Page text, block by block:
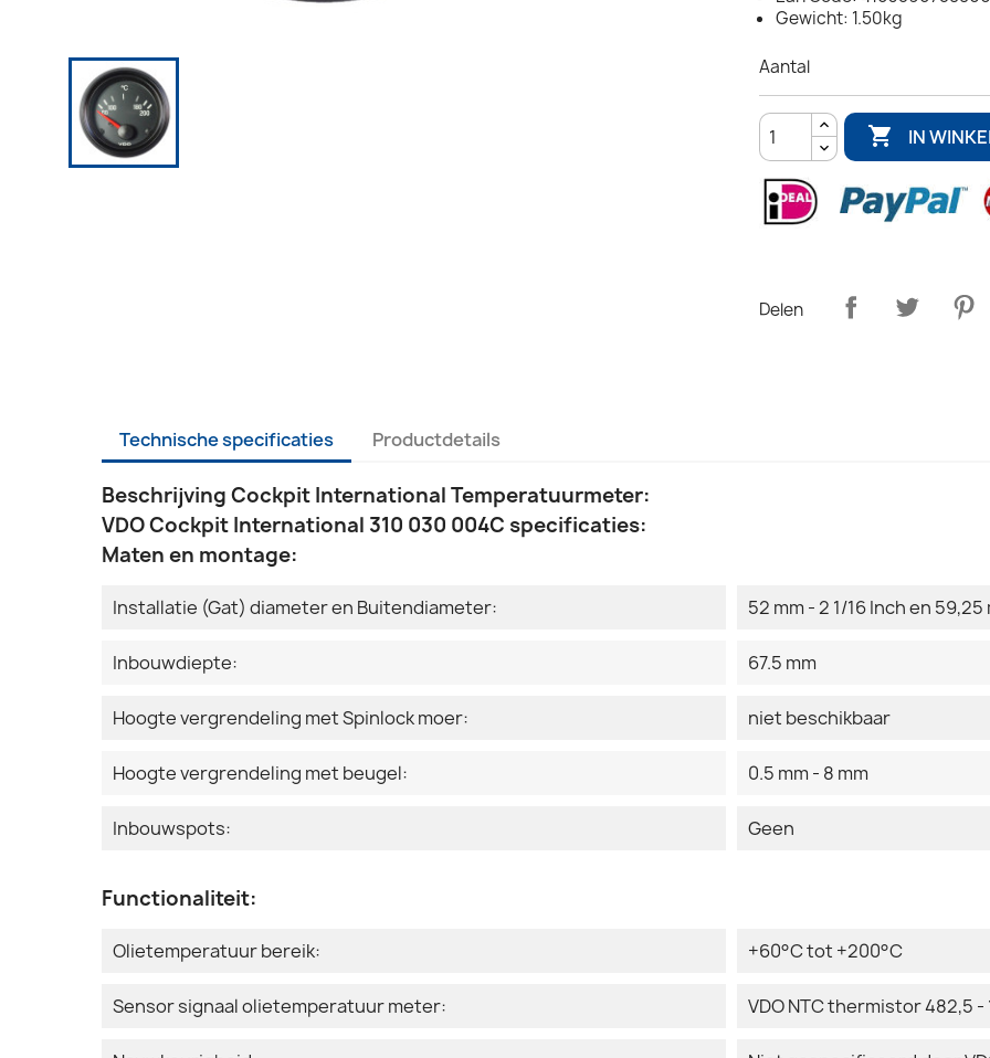
Gewicht: 1.50kg
Aantal
 IN
Delen
Technische specificaties Productdetails
Beschrijving Cockpit International Temperatuurmeter:
VDO Cockpit International 310 030 004C specificaties:
Maten en montage:
Installatie (Gat) diameter en Buitendiameter: 52 mm - 2 1/16 Inch en 59,25
Inbouwdiepte: 67.5 mm
Hoogte vergrendeling met Spinlock moer: niet beschikbaar
Hoogte vergrendeling met beugel: 0.5 mm - 8 mm
Inbouwspots: Geen
Functionaliteit:
Olietemperatuur bereik: +60°C tot +200°C
Sensor signaal olietemperatuur meter: VDO NTC thermistor 482,5 -